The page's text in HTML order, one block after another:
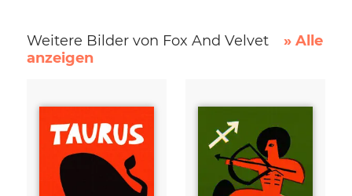
Weitere Bilder von Fox And Velvet
» Alle
anzeigen